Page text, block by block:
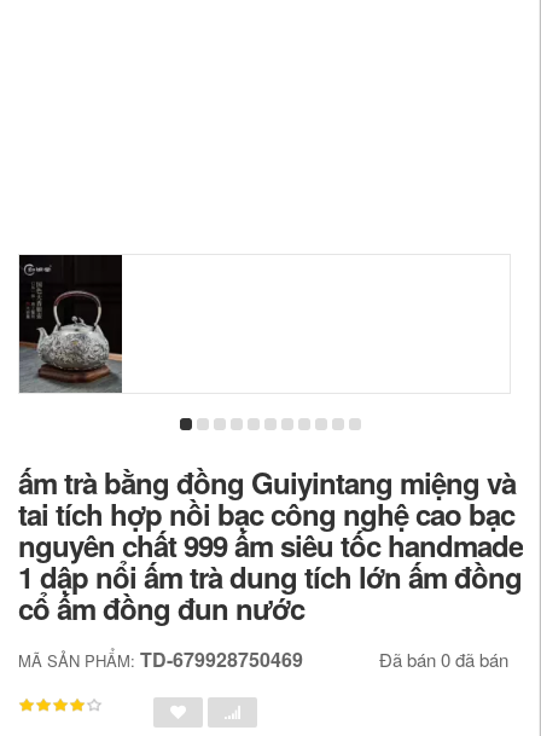
ấm trà bằng đồng Guiyintang miệng và
tai tích hợp nồi bạc công nghệ cao bạc
nguyên chất 999 ấm siêu tốc handmade
1 dập nổi ấm trà dung tích lớn ấm đồng
cổ ấm đồng đun nước
MÃ SẢN PHẨM: TD-679928750469 Đã bán 0 đã bán